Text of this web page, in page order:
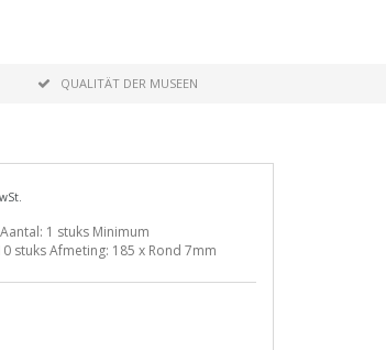
QUALITÄT DER MUSEEN
1 stuks Minimum
stuks Afmeting: 185 x Rond 7mm